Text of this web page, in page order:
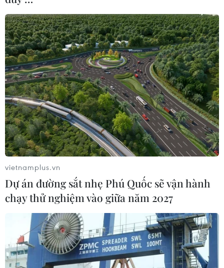
#Ngộ độc rượu
#Tiến sỹ Nguyễn Trung Nguyên
#rượu pha cồn
#ngộ độc Methanol
Theo dõi VietnamPlus
TẾT NGUYÊN ĐÁN GIÁP THÌN 2024
Khai hội Tây Thiên ở Vĩnh Phúc: Hành trình 'đến
với Phật, về với Mẫu'
vietnamplus.vn
Dự án đường sắt nhẹ Phú Quốc sẽ vận hành
chạy thử nghiệm vào giữa năm 2027